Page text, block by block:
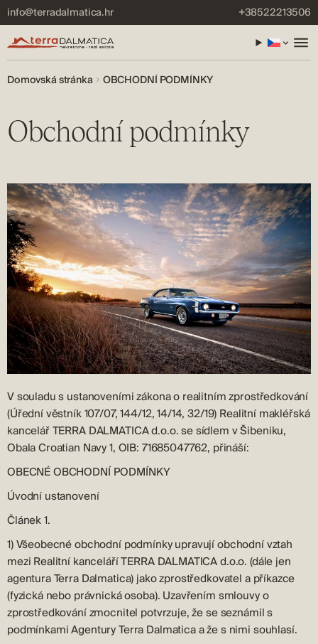
info@terradalmatica.hr +38522213506
Domovská stránka OBCHODNÍ PODMÍNKY
Obchodní podmínky
V souladu s ustanoveními zákona o realitním zprostředkování
(Úřední věstník 107/07, 144/12, 14/14, 32/19) Realitní makléřská
kancelář TERRA DALMATICA d.o.o. se sídlem v Šibeniku,
Obala Croatian Navy 1, OIB: 71685047762, přináší:
OBECNÉ OBCHODNÍ PODMÍNKY
Úvodní ustanovení
Článek 1.
1) Všeobecné obchodní podmínky upravují obchodní vztah
mezi Realitní kanceláří TERRA DALMATICA d.o.o. (dále jen
agentura Terra Dalmatica) jako zprostředkovatel a příkazce
(fyzická nebo právnická osoba). Uzavřením smlouvy o
zprostředkování zmocnitel potvrzuje, že se seznámil s
podmínkami Agentury Terra Dalmatica a že s nimi souhlasí.